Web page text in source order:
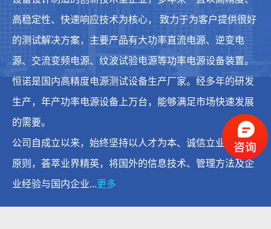
高稳定性、快速响应技术为核心， 致力于为客户提供很好
的测试解决方案，主要产品有大功率直流电源、逆变电
源、交流变频电源、纹波试验电源等功率电源设备装置。
恒诺是国内高精度电源测试设备生产厂家。经多年的研发
生产，年产功率电源设备上万台，能够满足市场快速发展
的需要。
公司自成立以来，始终坚持以人才为本、诚信立业的经营
原则，荟萃业界精英，将国外的信息技术、管理方法及企
业经验与国内企业...更多